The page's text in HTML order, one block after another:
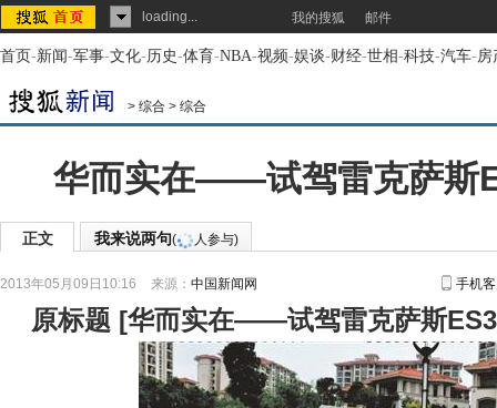
loading... 我的搜狐 邮件
首页-新闻-军事-文化-历史-体育-NBA-视频-娱谈-财经-世相-科技-汽车-房
> 综合 > 综合
华而实在——试驾雷克萨斯
正文 我来说两句( 人参与)
2013年05月09日10:16 来源： 中国新闻网 手机
原标题 [华而实在——试驾雷克萨斯